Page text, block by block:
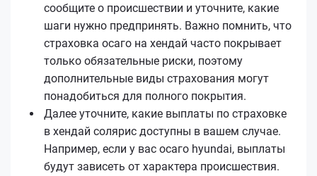
сообщите о происшествии и уточните, какие
шаги нужно предпринять. Важно помнить, что
страховка осаго на хендай часто покрывает
только обязательные риски, поэтому
дополнительные виды страхования могут
понадобиться для полного покрытия.
Далее уточните, какие выплаты по страховке
в хендай солярис доступны в вашем случае.
Например, если у вас осаго hyundai, выплаты
будут зависеть от характера происшествия.